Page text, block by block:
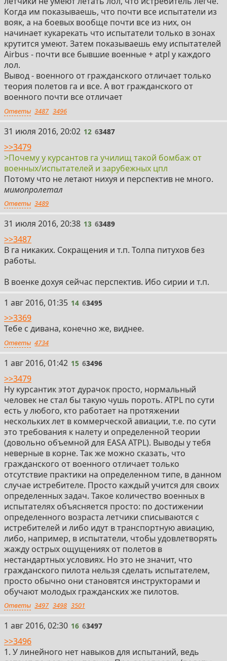
Когда им показываешь, что почти все испытатели из
вояк, а на боевых вообще почти все из них, он
начинает кукарекать что испытатели только в зонах
крутится умеют. Затем показываешь ему испытателей
Airbus - почти все бывшие военные + atpl у каждого
лол.
Вывод - военного от гражданского отличает только
теория полетов га и все. А вот гражданского от
военного почти все отличает
Ответы 3487 3496
12
31 июля 2016, 20:02 12 63487
>>3479
>Почему у курсантов га училищ такой бомбаж от
военных/испытателей и зарубежных цпл
Потому что не летают нихуя и перспектив не много.
мимопролетал
Ответы 3489
13
31 июля 2016, 20:38 13 63489
>>3487
В га никаких. Сокращения и т.п. Толпа питухов без
работы.
В военке дохуя сейчас перспектив. Ибо сирии и т.п.
14
1 авг 2016, 01:35 14 63495
>>3369
Тебе с дивана, конечно же, виднее.
Ответы 4734
15
1 авг 2016, 01:42 15 63496
>>3479
Ну курсантик этот дурачок просто, нормальный
человек не стал бы такую чушь пороть. ATPL по сути
есть у любого, кто работает на протяжении
нескольких лет в коммерческой авиации, т.е. по сути
это требования к налету и определенной теории
(довольно объемной для EASA ATPL). Выводы у тебя
неверные в корне. Так же можно сказать, что
гражданского от военного отличает только
отсутствие практики на определенном типе, в данном
случае истребителе. Просто каждый учится для своих
определенных задач. Такое количество военных в
испытателях объясняется просто: по достижении
определенного возраста летчики списываются с
истребителей и либо идут в транспортную авиацию,
либо, например, в испытатели, чтобы удовлетворять
жажду острых ощущениях от полетов в
нестандартных условиях. Но это не значит, что
гражданского пилота нельзя сделать испытателем,
просто обычно они становятся инструкторами и
обучают молодых гражданских же пилотов.
Ответы 3497 3498 3501
16
1 авг 2016, 02:30 16 63497
>>3496
1. У линейного нет навыков для испытаний, ведь